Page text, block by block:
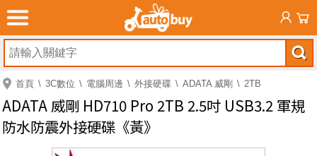
首頁 3C數位 電腦周邊 外接硬碟 ADATA 威剛 2TB
ADATA 威剛 HD710 Pro 2TB 2.5吋 USB3.2 軍規
防水防震外接硬碟《黃》